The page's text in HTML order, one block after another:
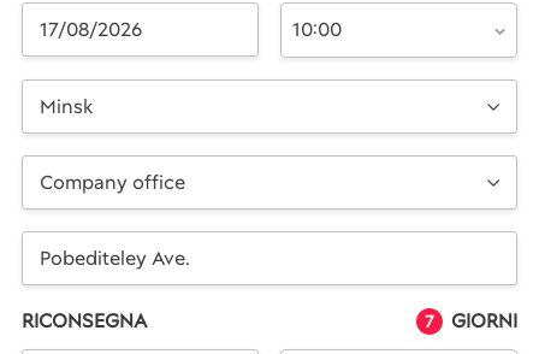
10:00
Minsk
Company office
RICONSEGNA 7 GIORNI